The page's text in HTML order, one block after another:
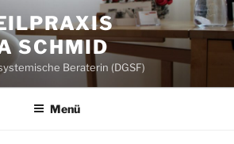
SCHMID
Beraterin (DGSF)
Menü